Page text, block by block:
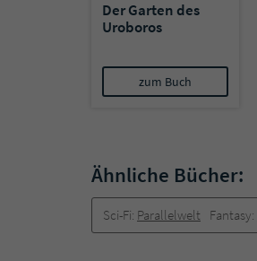
Der Garten des
Uroboros
zum Buch
Ähnliche Bücher:
Sci-Fi: Parallelwelt Fantasy: